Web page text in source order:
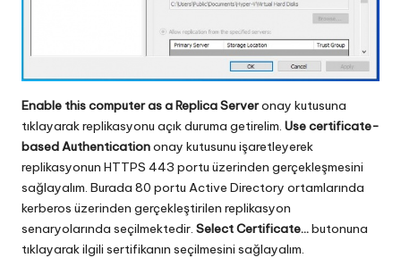
Enable this computer as a Replica Serveronay kutusuna
tıklayarak replikasyonu açık duruma getirelim. Use certificate-
based Authenticationonay kutusunu işaretleyerek
replikasyonun HTTPS 443 portu üzerinden gerçekleşmesini
sağlayalım. Burada 80 portu Active Directory ortamlarında
kerberos üzerinden gerçekleştirilen replikasyon
senaryolarında seçilmektedir. Select Certificate…butonuna
tıklayarak ilgili sertifikanın seçilmesini sağlayalım.